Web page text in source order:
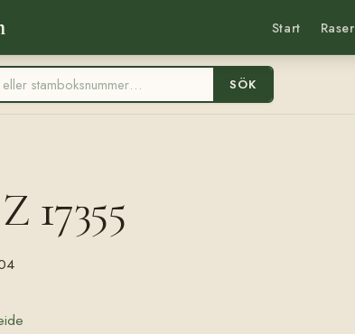
Start Raser
SÖK
17355